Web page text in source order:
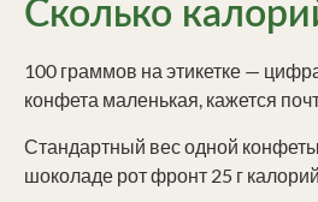
Сколько
100 граммов на этикетке —
конфета маленькая, кажется
Стандартный вес одной
шоколаде рот фронт 25 г